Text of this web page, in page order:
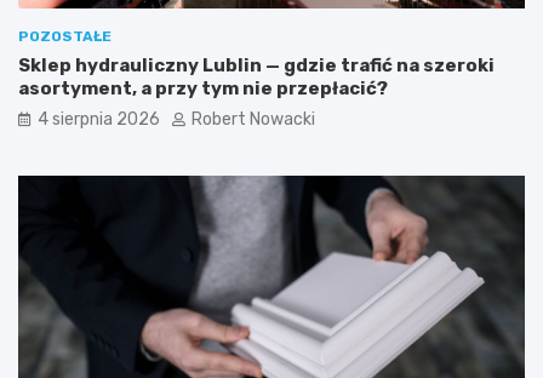
n
e
i
b
c
z
n
w
k
i
POZOSTAŁE
Sklep hydrauliczny Lublin — gdzie trafić na szeroki
asortyment, a przy tym nie przepłacić?
4 sierpnia 2026 Robert Nowacki